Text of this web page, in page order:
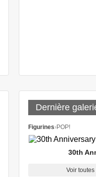
Dernière
Figurines›POP!
30th
Voir